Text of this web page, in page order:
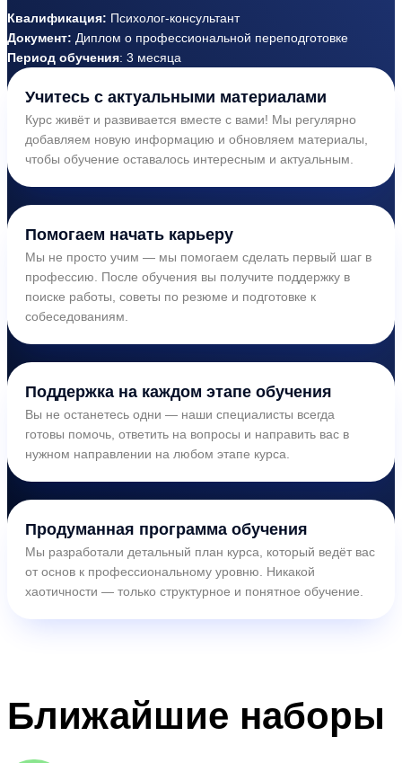
Квалификация: Психолог-консультант
Документ: Диплом о профессиональной переподготовке
Период обучения: 3 месяца
Учитесь с актуальными материалами
Курс живёт и развивается вместе с вами! Мы регулярно
добавляем новую информацию и обновляем материалы,
чтобы обучение оставалось интересным и актуальным.
Помогаем начать карьеру
Мы не просто учим — мы помогаем сделать первый шаг в
профессию. После обучения вы получите поддержку в
поиске работы, советы по резюме и подготовке к
собеседованиям.
Поддержка на каждом этапе обучения
Вы не останетесь одни — наши специалисты всегда
готовы помочь, ответить на вопросы и направить вас в
нужном направлении на любом этапе курса.
Продуманная программа обучения
Мы разработали детальный план курса, который ведёт вас
от основ к профессиональному уровню. Никакой
хаотичности — только структурное и понятное обучение.
Ближайшие наборы